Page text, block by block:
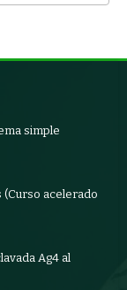
simple
acelerado
Ag4 al